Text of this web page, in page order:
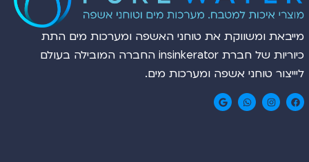
מייבאת ומשווקת את טוחני האשפה ומערכות מים התת
כיוריות של חברת insinkerator החברה המובילה בעולם
ליייצור טוחני אשפה ומערכות מים.